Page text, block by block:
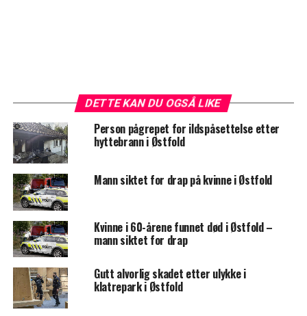
DETTE KAN DU OGSÅ LIKE
Person pågrepet for ildspåsettelse etter
hyttebrann i Østfold
Mann siktet for drap på kvinne i Østfold
Kvinne i 60-årene funnet død i Østfold –
mann siktet for drap
Gutt alvorlig skadet etter ulykke i
klatrepark i Østfold